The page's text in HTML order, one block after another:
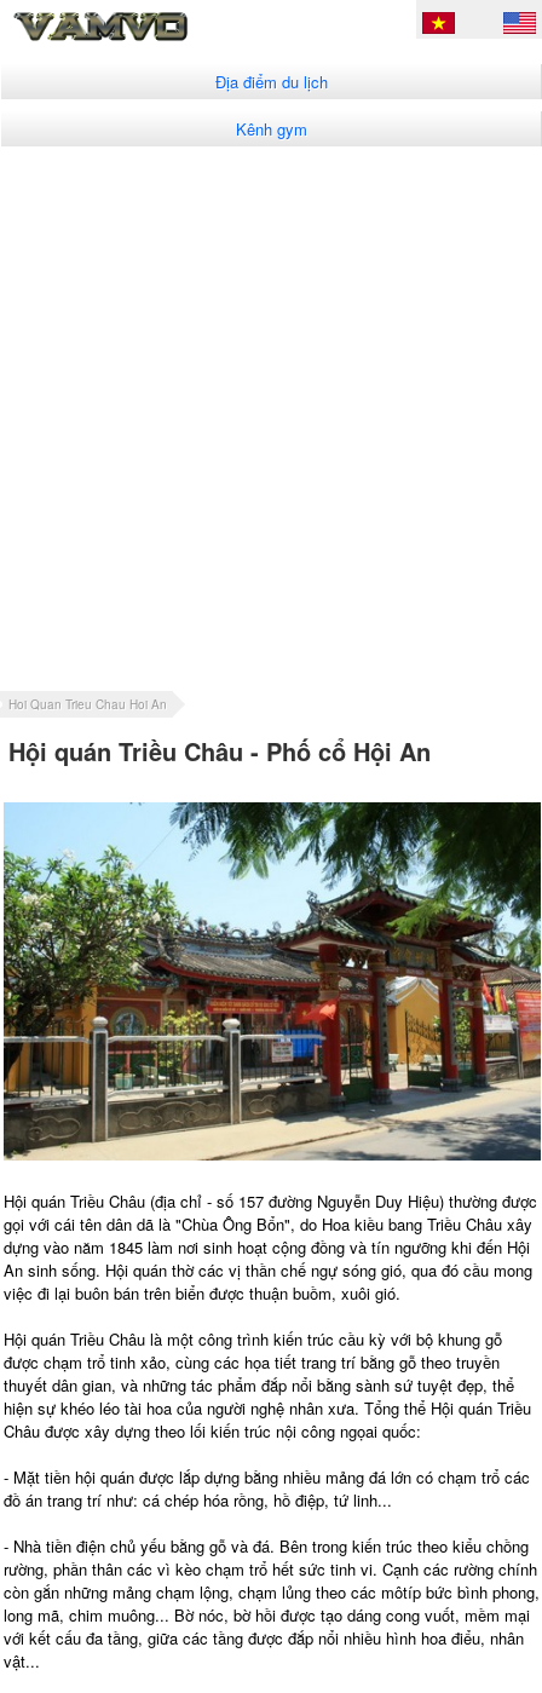
Địa điểm du lịch
Kênh gym
Hoi Quan Trieu Chau Hoi An
Hội quán Triều Châu - Phố cổ Hội An
Hội quán Triều Châu (địa chỉ - số 157 đường Nguyễn Duy Hiệu) thường được
gọi với cái tên dân dã là "Chùa Ông Bổn", do Hoa kiều bang Triều Châu xây
dựng vào năm 1845 làm nơi sinh hoạt cộng đồng và tín ngưỡng khi đến Hội
An sinh sống. Hội quán thờ các vị thần chế ngự sóng gió, qua đó cầu mong
việc đi lại buôn bán trên biển được thuận buồm, xuôi gió.
Hội quán Triều Châu là một công trình kiến trúc cầu kỳ với bộ khung gỗ
được chạm trổ tinh xảo, cùng các họa tiết trang trí bằng gỗ theo truyền
thuyết dân gian, và những tác phẩm đắp nổi bằng sành sứ tuyệt đẹp, thể
hiện sự khéo léo tài hoa của người nghệ nhân xưa. Tổng thể Hội quán Triều
Châu được xây dựng theo lối kiến trúc nội công ngọai quốc:
- Mặt tiền hội quán được lắp dựng bằng nhiều mảng đá lớn có chạm trổ các
đồ án trang trí như: cá chép hóa rồng, hồ điệp, tứ linh...
- Nhà tiền điện chủ yếu bằng gỗ và đá. Bên trong kiến trúc theo kiểu chồng
rường, phần thân các vì kèo chạm trổ hết sức tinh vi. Cạnh các rường chính
còn gắn những mảng chạm lộng, chạm lủng theo các môtíp bức bình phong,
long mã, chim muông... Bờ nóc, bờ hồi được tạo dáng cong vuốt, mềm mại
với kết cấu đa tầng, giữa các tầng được đắp nổi nhiều hình hoa điểu, nhân
vật...